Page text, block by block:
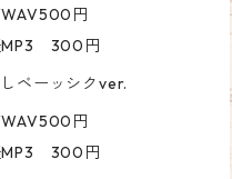
円
MP3 300円
ベーッシクver.
円
MP3 300円